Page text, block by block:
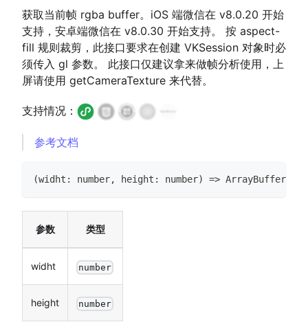
获取当前帧 rgba buffer。iOS 端微信在 v8.0.20 开始
支持，安卓端微信在 v8.0.30 开始支持。 按 aspect-
fill 规则裁剪，此接口要求在创建 VKSession 对象时必
须传入 gl 参数。 此接口仅建议拿来做帧分析使用，上
屏请使用 getCameraTexture 来代替。
支持情况：
参考文档
(widht : number, height : number) => ArrayBuffer
参数 类型
widht number
height number